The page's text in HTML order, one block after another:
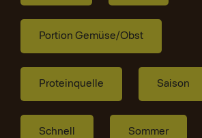
Portion Gemüse/Obst
Proteinquelle Saison
Schnell Sommer